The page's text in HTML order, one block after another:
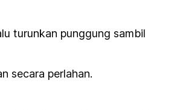
turunkan punggung sambil
secara perlahan.